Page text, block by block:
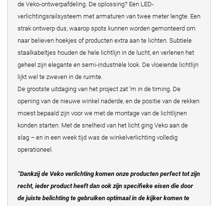
de Veko-ontwerpafdeling. De oplossing? Een LED-
verlichtingsrailsysteem met armaturen van twee meter lengte. Een
strak ontwerp dus, waarop spots kunnen worden gemonteerd om
naar believen hoekjes of producten extra aan te lichten. Subtiele
staalkabeltjes houden de hele lichtlijn in de lucht, en verlenen het
geheel zijn elegante en semi-industriële look. De vloeiende lichtlijn
lijkt wel te zweven in de ruimte.
De grootste uitdaging van het project zat ‘m in de timing. De
opening van de nieuwe winkel naderde, en de positie van de rekken
moest bepaald zijn voor we met de montage van de lichtlijnen
konden starten. Met de snelheid van het licht ging Veko aan de
slag – en in een week tijd was de winkelverlichting volledig
operationeel.
“Dankzij de Veko verlichting komen onze producten perfect tot zijn
recht, ieder product heeft dan ook zijn specifieke eisen die door
de juiste belichting te gebruiken optimaal in de kijker komen te